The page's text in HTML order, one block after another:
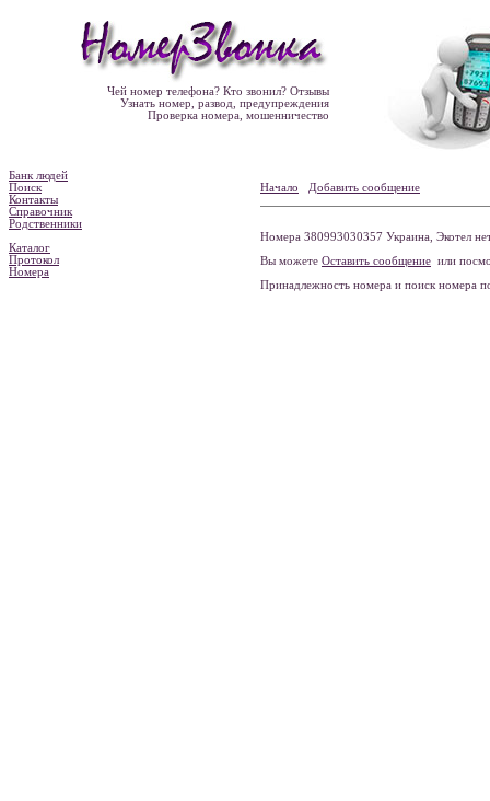
Чей номер телефона? Кто звонил? Отзывы
Узнать номер, развод, предупреждения
Проверка номера, мошенничество
Банк людей
Поиск
Контакты
Справочник
Родственники
Каталог
Протокол
Номера
Начало Добавить сообщение
Номера 380993030357 Украина, Экотел
Вы можете Оставить сообщение или
Принадлежность номера и поиск номера